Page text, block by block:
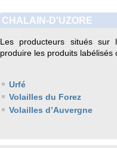
CHALAIN-D'UZORE
Les producteurs situés
produire les produits labélisés
Urfé
Volailles du Forez
Volailles d’Auvergne